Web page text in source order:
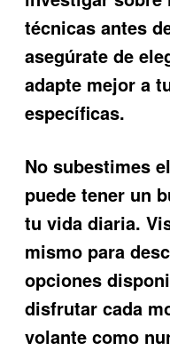
técnicas antes
asegúrate de
adapte mejor a
específicas.
No subestimes
puede tener un
tu vida diaria.
mismo para
opciones
disfrutar cada
volante como